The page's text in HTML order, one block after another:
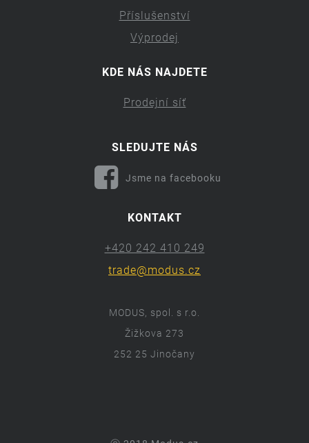
Příslušenství
Výprodej
KDE NÁS NAJDETE
Prodejní síť
SLEDUJTE NÁS
Jsme na facebooku
KONTAKT
+420 242 410 249
trade@modus.cz
MODUS, spol. s r.o.
Žižkova 273
252 25 Jinočany